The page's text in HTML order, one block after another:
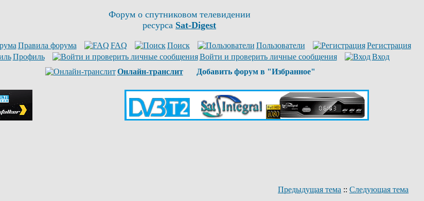
Форум о спутниковом телевидении
ресурса Sat-Digest
Правила форума FAQ Поиск Пользователи
Регистрация
Профиль
Войти и проверить личные сообщения
Вход
Онлайн-транслит
Добавить форум в "Избранное"
Предыдущая тема :: Следующая тема